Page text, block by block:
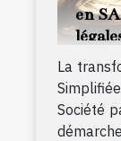
en
La
Société